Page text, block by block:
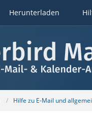
Herunterladen
Hilfe zu E-Mail und